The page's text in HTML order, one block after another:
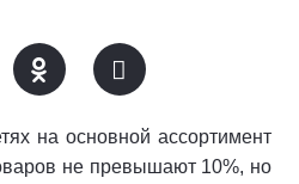
на основной ассортимент
не превышают 10%, но